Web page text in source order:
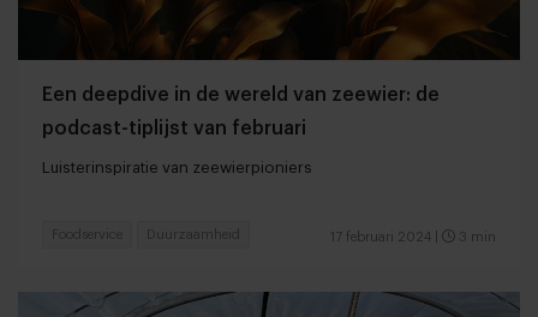
Een deepdive in de wereld van zeewier: de
podcast-tiplijst van februari
Luisterinspiratie van zeewierpioniers
17 februari 2024 3 min
Foodservice Duurzaamheid